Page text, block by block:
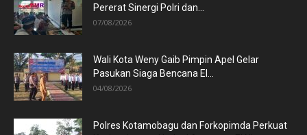
Pererat Sinergi Polri dan...
07/08/2026
Wali Kota Weny Gaib Pimpin Apel Gelar
Pasukan Siaga Bencana El...
04/08/2026
Polres Kotamobagu dan Forkopimda Perkuat